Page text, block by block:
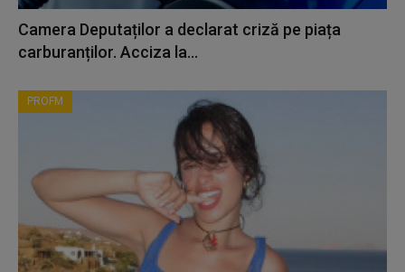
Camera Deputaților a declarat criză pe piața
carburanților. Acciza la...
PROFM